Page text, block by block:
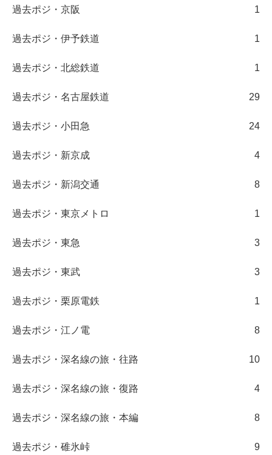
過去ポジ・京阪 1
過去ポジ・伊予鉄道 1
過去ポジ・北総鉄道 1
過去ポジ・名古屋鉄道 29
過去ポジ・小田急 24
過去ポジ・新京成 4
過去ポジ・新潟交通 8
過去ポジ・東京メトロ 1
過去ポジ・東急 3
過去ポジ・東武 3
過去ポジ・栗原電鉄 1
過去ポジ・江ノ電 8
過去ポジ・深名線の旅・往路 10
過去ポジ・深名線の旅・復路 4
過去ポジ・深名線の旅・本編 8
過去ポジ・碓氷峠 9